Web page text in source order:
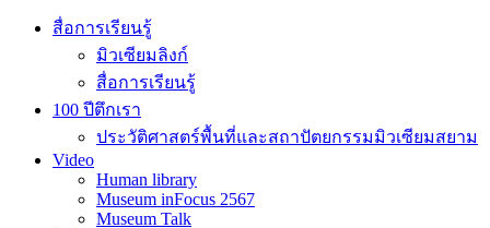
สื่อการเรียนรู้
มิวเซียมลิงก์
สื่อการเรียนรู้
100 ปีตึกเรา
ประวัติศาสตร์พื้นที่และสถาปัตยกรรมมิวเซียมสยาม
Video
Human library
Museum inFocus 2567
Museum Talk